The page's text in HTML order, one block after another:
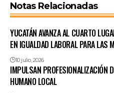
Notas Relacionadas
YUCATÁN AVANZA AL CUARTO
EN IGUALDAD LABORAL PARA LAS
10 julio, 2026
IMPULSAN PROFESIONALIZACIÓN
HUMANO LOCAL